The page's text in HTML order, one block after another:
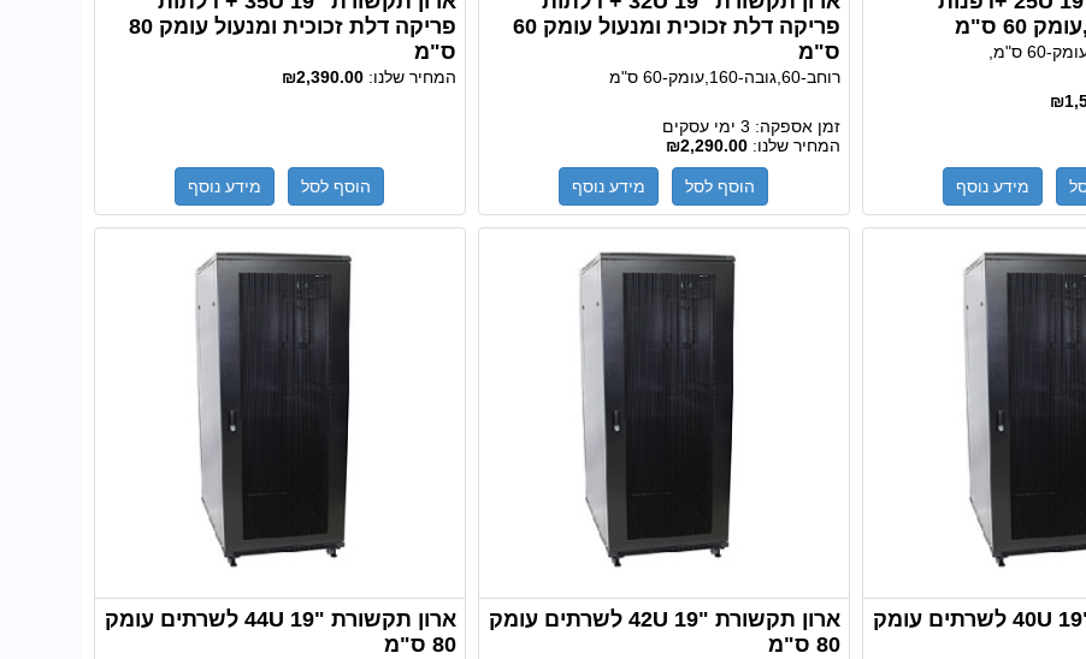
60 ס"מ
מידע נוסף
פריקה דלת זכוכית ומנעול עומק 60
ס"מ
רוחב-60,גובה-160,עומק-60 ס"מ
זמן אספקה: 3 ימי עסקים
המחיר שלנו:₪2,290.00
הוסף לסל מידע נוסף
פריקה דלת זכוכית ומנעול עומק 80
ס"מ
המחיר שלנו:₪2,390.00
הוסף לסל מידע נוסף
ארון תקשורת "19 40U לשרתים עומק
ארון תקשורת "19 42U לשרתים עומק
80 ס"מ
ארון תקשורת "19 44U לשרתים עומק
80 ס"מ